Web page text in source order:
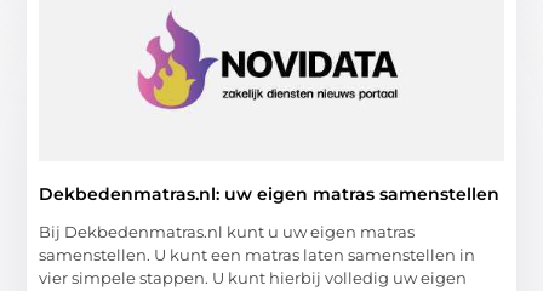
Dekbedenmatras.nl: uw eigen matras samenstellen
Bij Dekbedenmatras.nl kunt u uw eigen matras
samenstellen. U kunt een matras laten samenstellen in
vier simpele stappen. U kunt hierbij volledig uw eigen